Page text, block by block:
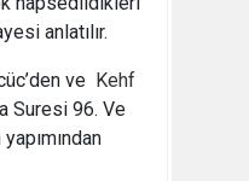
anlatılır.
ve Kehf
Suresi 96. Ve